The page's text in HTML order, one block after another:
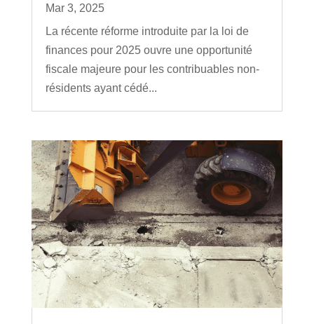
Mar 3, 2025
La récente réforme introduite par la loi de
finances pour 2025 ouvre une opportunité
fiscale majeure pour les contribuables non-
résidents ayant cédé...